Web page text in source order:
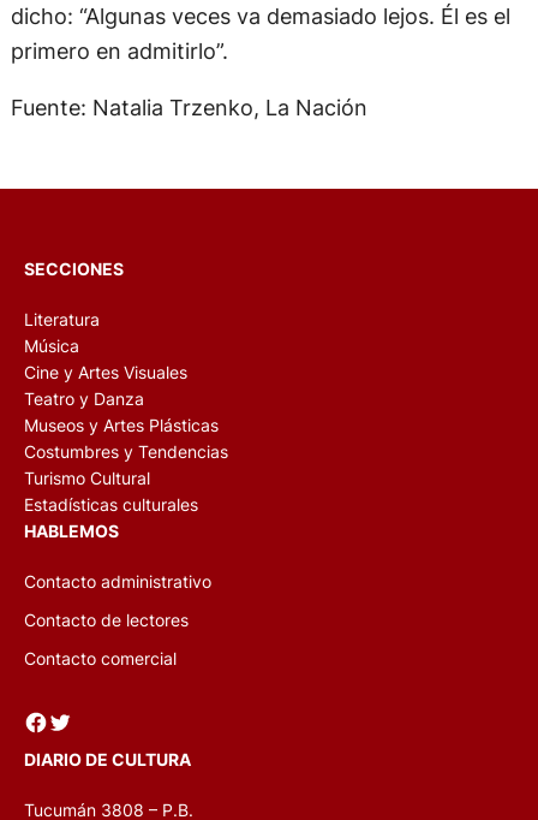
dicho: “Algunas veces va demasiado lejos. Él es el
primero en admitirlo”.
Fuente: Natalia Trzenko, La Nación
SECCIONES
Literatura
Música
Cine y Artes Visuales
Teatro y Danza
Museos y Artes Plásticas
Costumbres y Tendencias
Turismo Cultural
Estadísticas culturales
HABLEMOS
Contacto administrativo
Contacto de lectores
Contacto comercial
Facebook Twitter
DIARIO DE CULTURA
Tucumán 3808 – P.B.